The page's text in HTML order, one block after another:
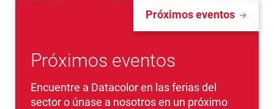
Próximos eventos
Próximos eventos
Encuentre a Datacolor en las ferias del
sector o únase a nosotros en un próximo